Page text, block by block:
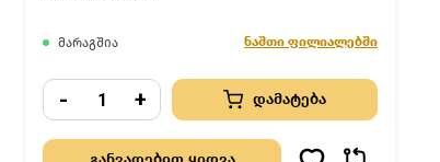
მარაგშია ნაშთი ფილიალებში
- + დამატება